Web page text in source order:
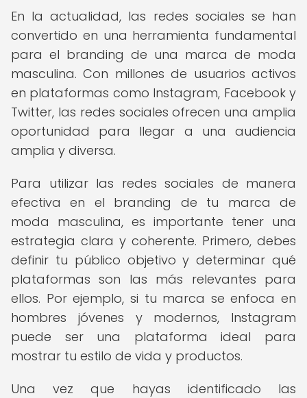
En la actualidad, las redes sociales se han
convertido en una herramienta fundamental
para el branding de una marca de moda
masculina. Con millones de usuarios activos
en plataformas como Instagram, Facebook y
Twitter, las redes sociales ofrecen una amplia
oportunidad para llegar a una audiencia
amplia y diversa.
Para utilizar las redes sociales de manera
efectiva en el branding de tu marca de
moda masculina, es importante tener una
estrategia clara y coherente. Primero, debes
definir tu público objetivo y determinar qué
plataformas son las más relevantes para
ellos. Por ejemplo, si tu marca se enfoca en
hombres jóvenes y modernos, Instagram
puede ser una plataforma ideal para
mostrar tu estilo de vida y productos.
Una vez que hayas identificado las